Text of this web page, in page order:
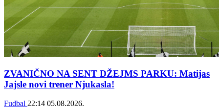
ZVANIČNO NA SENT DŽEJMS PARKU: Matijas
Jajsle novi trener Njukasla!
Fudbal 22:14 05.08.2026.